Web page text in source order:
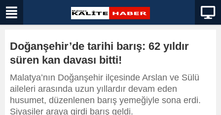
Doğanşehir’de tarihi barış: 62 yıldır
süren kan davası bitti!
Malatya’nın Doğanşehir ilçesinde Arslan ve Sülü
aileleri arasında uzun yıllardır devam eden
husumet, düzenlenen barış yemeğiyle sona erdi.
Siyasiler araya girdi barış geldi.